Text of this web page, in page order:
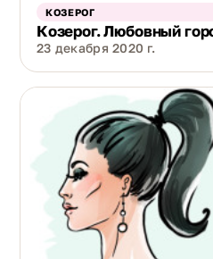
КОЗЕРОГ
Козерог. Любовный
23 декабря 2020 г.